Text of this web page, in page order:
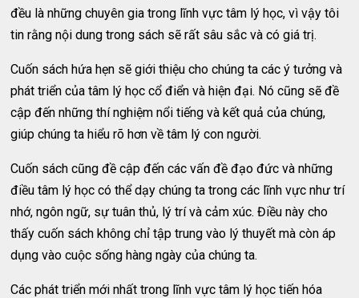
đều là những chuyên gia trong lĩnh vực tâm lý học, vì vậy tôi
tin rằng nội dung trong sách sẽ rất sâu sắc và có giá trị.
Cuốn sách hứa hẹn sẽ giới thiệu cho chúng ta các ý tưởng và
phát triển của tâm lý học cổ điển và hiện đại. Nó cũng sẽ đề
cập đến những thí nghiệm nổi tiếng và kết quả của chúng,
giúp chúng ta hiểu rõ hơn về tâm lý con người.
Cuốn sách cũng đề cập đến các vấn đề đạo đức và những
điều tâm lý học có thể dạy chúng ta trong các lĩnh vực như trí
nhớ, ngôn ngữ, sự tuân thủ, lý trí và cảm xúc. Điều này cho
thấy cuốn sách không chỉ tập trung vào lý thuyết mà còn áp
dụng vào cuộc sống hàng ngày của chúng ta.
Các phát triển mới nhất trong lĩnh vực tâm lý học tiến hóa